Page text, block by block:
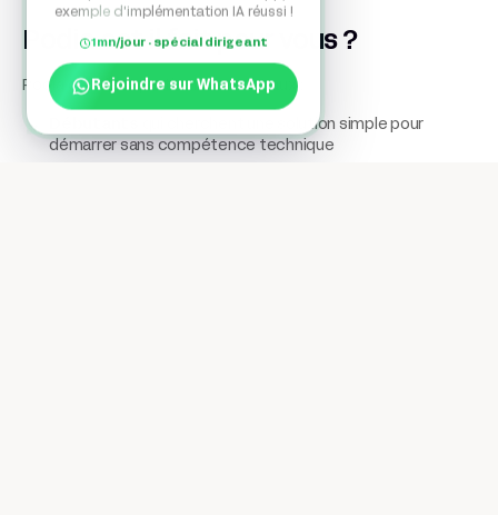
Podia est-il fait pour vous ?
Podia convient particulièrement aux :
qui cherchent une solution simple pour
démarrer sans compétence technique
exemple d'implémentation IA réussi !
1mn/jour · spécial dirigeant
Rejoindre sur WhatsApp